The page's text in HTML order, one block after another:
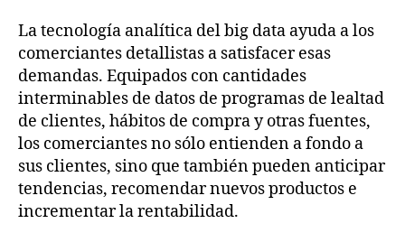
La tecnología analítica del big data ayuda a los
comerciantes detallistas a satisfacer esas
demandas. Equipados con cantidades
interminables de datos de programas de lealtad
de clientes, hábitos de compra y otras fuentes,
los comerciantes no sólo entienden a fondo a
sus clientes, sino que también pueden anticipar
tendencias, recomendar nuevos productos e
incrementar la rentabilidad.